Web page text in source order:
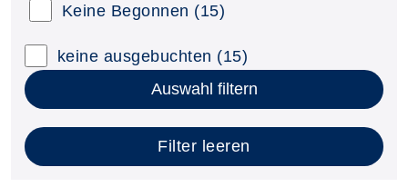
Keine Begonnen (15)
keine ausgebuchten (15)
Auswahl filtern
Filter leeren